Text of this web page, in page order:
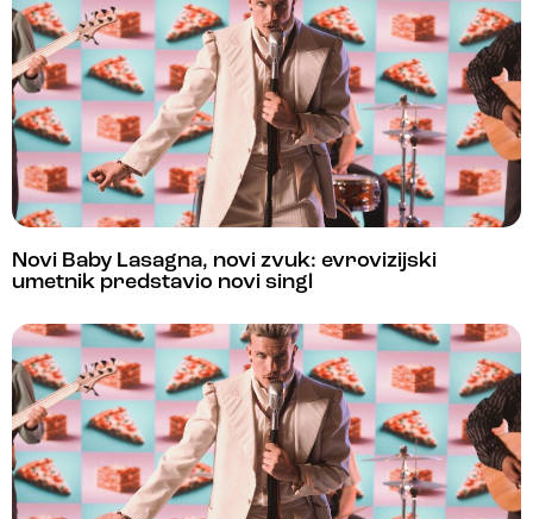
Novi Baby Lasagna, novi zvuk: evrovizijski
umetnik predstavio novi singl